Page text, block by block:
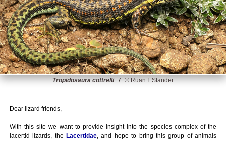
Tropidosaura cottrelli /© Ruan I. Stander
Dear lizard friends,
With this site we want to provide insight into the species complex of the
lacertid lizards, the Lacertidae, and hope to bring this group of animals